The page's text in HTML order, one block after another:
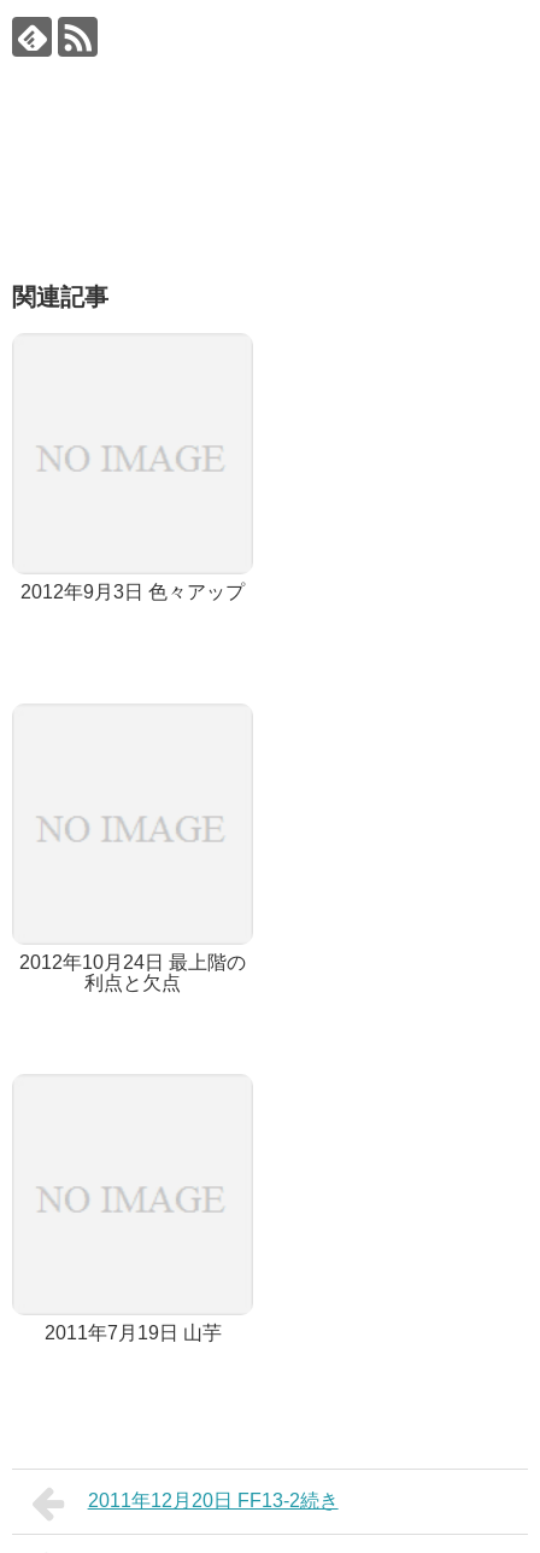
関連記事
2012年9月3日 色々アップ
2012年10月24日 最上階の
利点と欠点
2011年7月19日 山芋
2011年12月20日 FF13-2続き